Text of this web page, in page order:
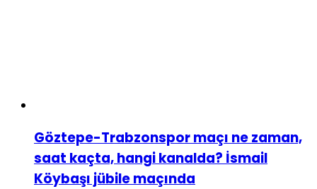
Göztepe-Trabzonspor maçı ne zaman,
saat kaçta, hangi kanalda? İsmail
Köybaşı jübile maçında